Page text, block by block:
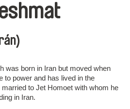
was born in Iran but moved when
to power and has lived in the
to Jet Homoet with whom he
in Iran.